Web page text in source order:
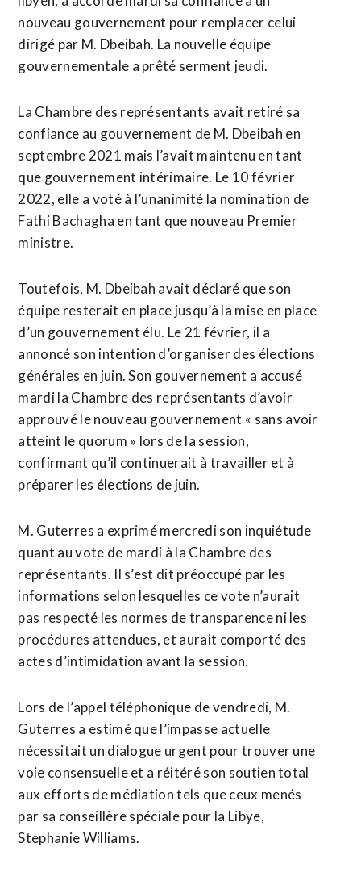
nouveau gouvernement pour remplacer celui
dirigé par M. Dbeibah. La nouvelle équipe
gouvernementale a prêté serment jeudi.
La Chambre des représentants avait retiré sa
confiance au gouvernement de M. Dbeibah en
septembre 2021 mais l’avait maintenu en tant
que gouvernement intérimaire. Le 10 février
2022, elle a voté à l’unanimité la nomination de
Fathi Bachagha en tant que nouveau Premier
ministre.
Toutefois, M. Dbeibah avait déclaré que son
équipe resterait en place jusqu’à la mise en place
d’un gouvernement élu. Le 21 février, il a
annoncé son intention d’organiser des élections
générales en juin. Son gouvernement a accusé
mardi la Chambre des représentants d’avoir
approuvé le nouveau gouvernement « sans avoir
atteint le quorum » lors de la session,
confirmant qu’il continuerait à travailler et à
préparer les élections de juin.
M. Guterres a exprimé mercredi son inquiétude
quant au vote de mardi à la Chambre des
représentants. Il s’est dit préoccupé par les
informations selon lesquelles ce vote n’aurait
pas respecté les normes de transparence ni les
procédures attendues, et aurait comporté des
actes d’intimidation avant la session.
Lors de l’appel téléphonique de vendredi, M.
Guterres a estimé que l’impasse actuelle
nécessitait un dialogue urgent pour trouver une
voie consensuelle et a réitéré son soutien total
aux efforts de médiation tels que ceux menés
par sa conseillère spéciale pour la Libye,
Stephanie Williams.